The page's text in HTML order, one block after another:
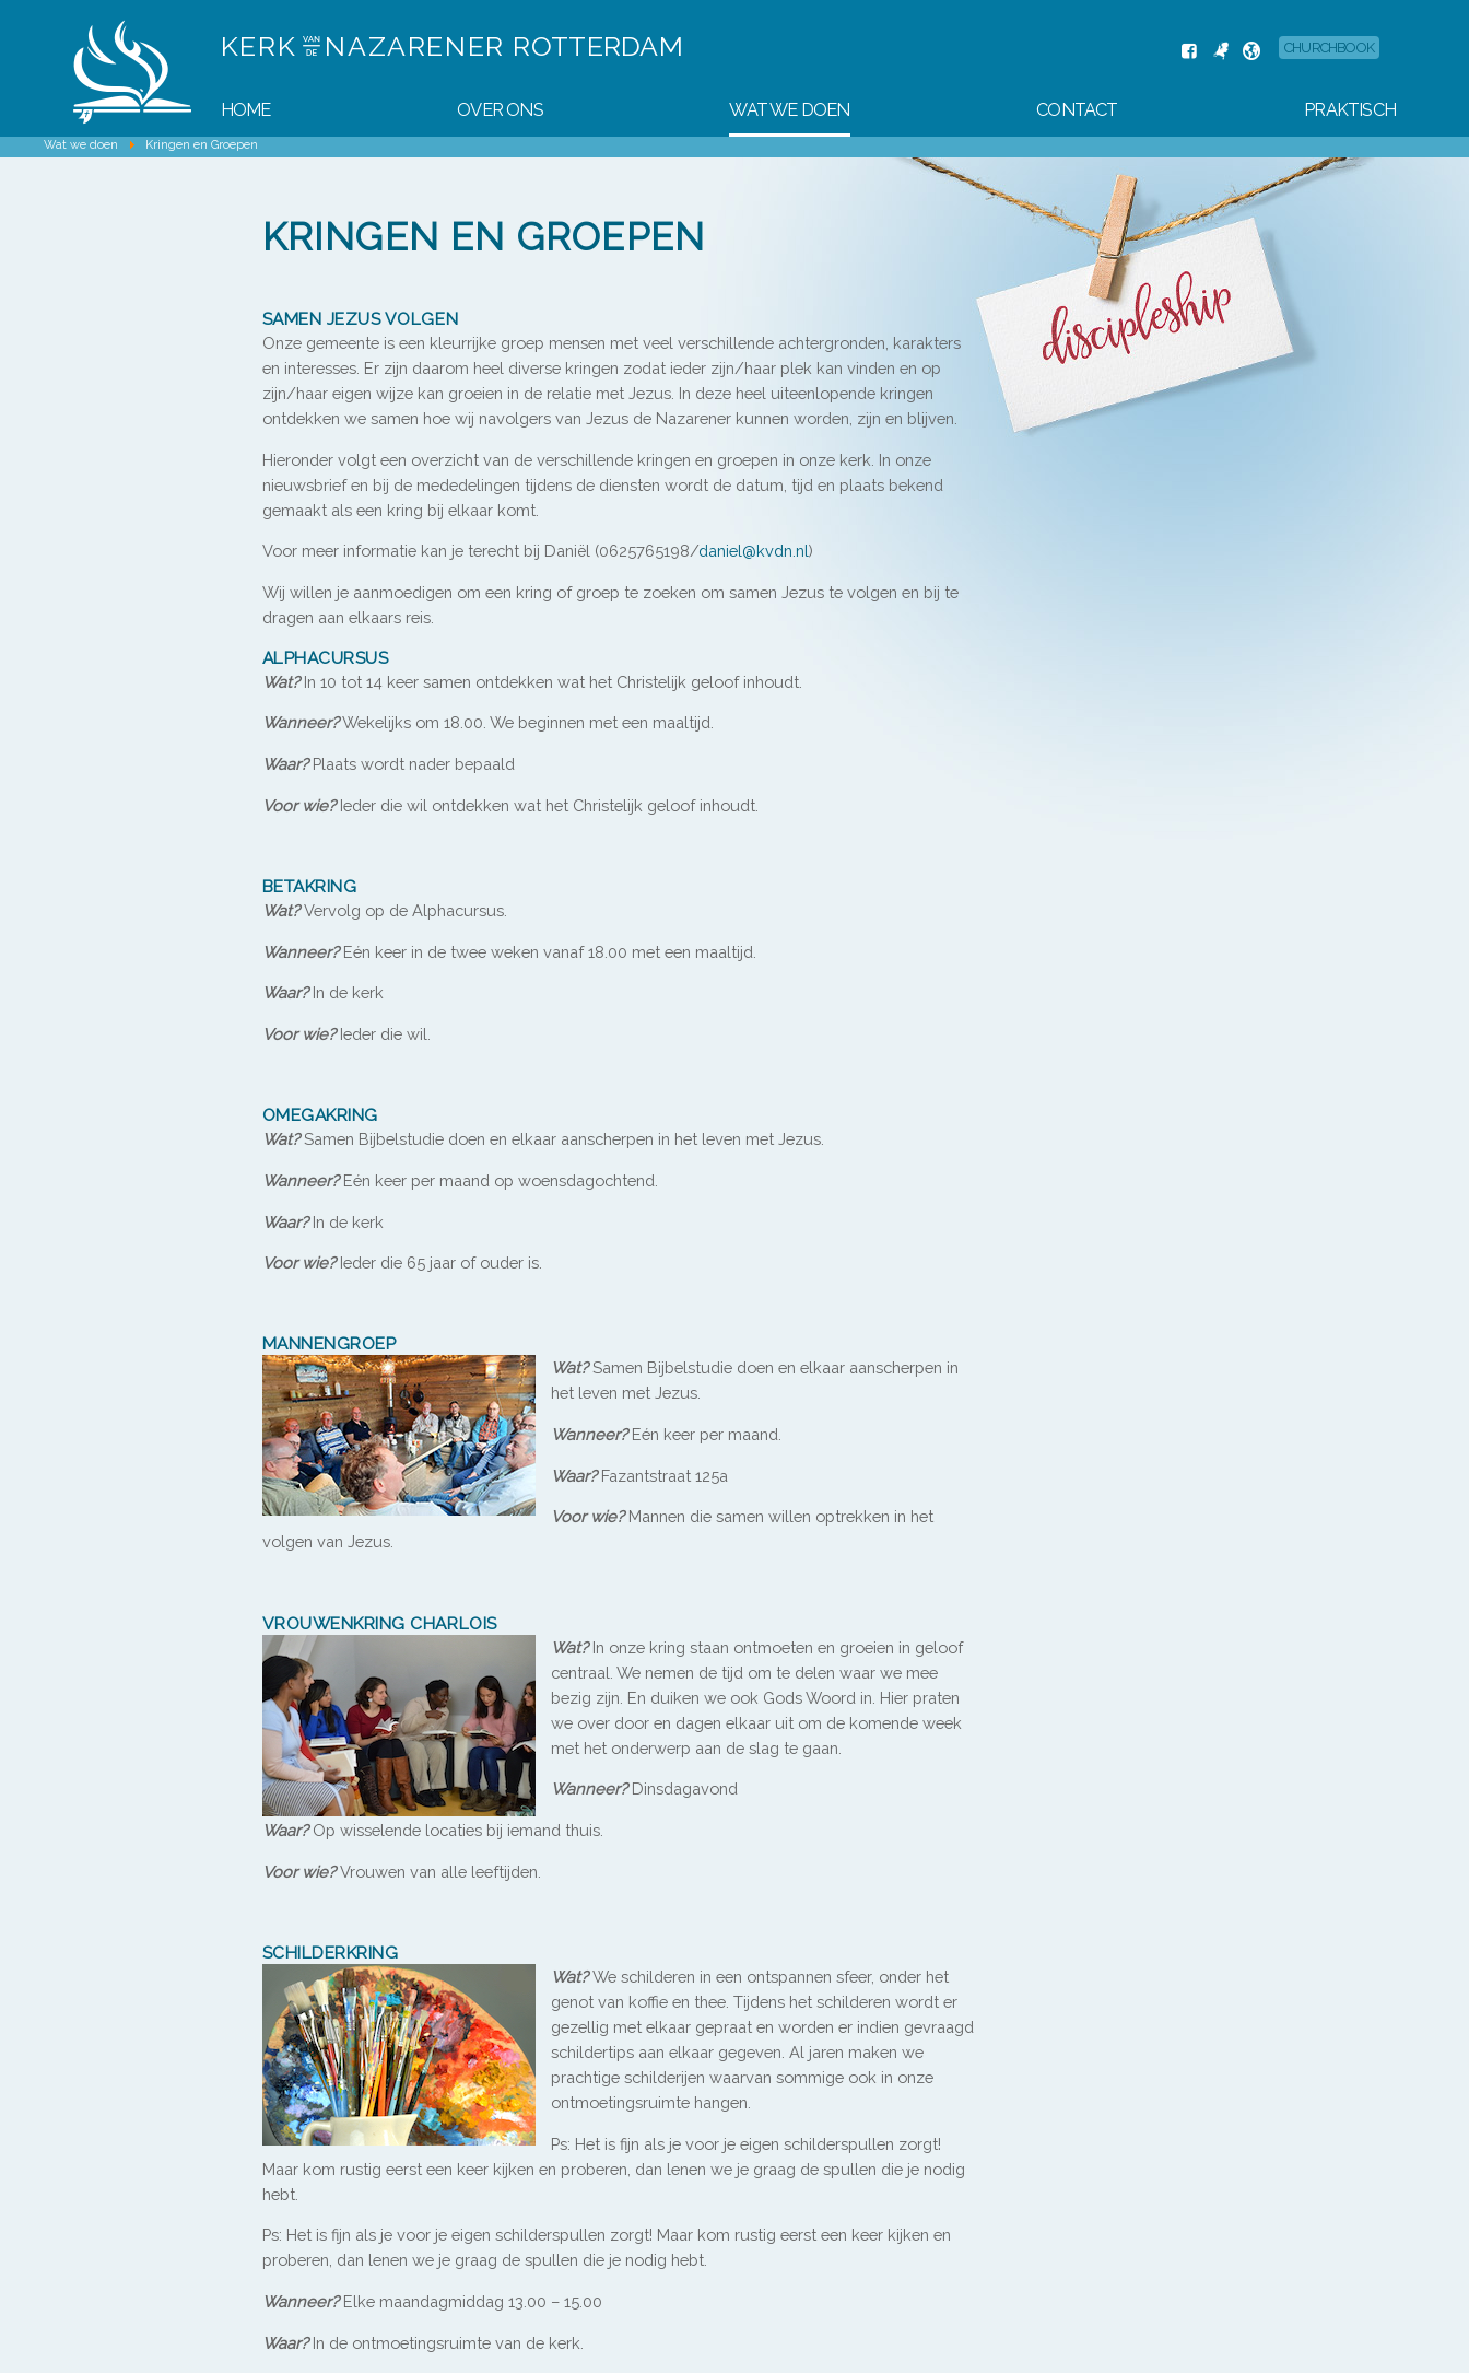
KERK NAZARENER ROTTERDAM CHURCHBOOK
HOME OVER ONS WAT WE DOEN CONTACT PRAKTISCH
Wat we doen Kringen en Groepen
KRINGEN EN GROEPEN
SAMEN JEZUS VOLGEN
Onze gemeente is een kleurrijke groep mensen met veel verschillende achtergronden, karakters
en interesses. Er zijn daarom heel diverse kringen zodat ieder zijn/haar plek kan vinden en op
zijn/haar eigen wijze kan groeien in de relatie met Jezus. In deze heel uiteenlopende kringen
ontdekken we samen hoe wij navolgers van Jezus de Nazarener kunnen worden, zijn en blijven.
Hieronder volgt een overzicht van de verschillende kringen en groepen in onze kerk. In onze
nieuwsbrief en bij de mededelingen tijdens de diensten wordt de datum, tijd en plaats bekend
gemaakt als een kring bij elkaar komt.
Voor meer informatie kan je terecht bij Daniël (0625765198/daniel@kvdn.nl)
Wij willen je aanmoedigen om een kring of groep te zoeken om samen Jezus te volgen en bij te
dragen aan elkaars reis.
ALPHACURSUS
Wat?In 10 tot 14 keer samen ontdekken wat het Christelijk geloof inhoudt.
Wanneer?Wekelijks om 18.00. We beginnen met een maaltijd.
Waar?Plaats wordt nader bepaald
Voor wie?Ieder die wil ontdekken wat het Christelijk geloof inhoudt.
BETAKRING
Wat?Vervolg op de Alphacursus.
Wanneer?Eén keer in de twee weken vanaf 18.00 met een maaltijd.
Waar?In de kerk
Voor wie?Ieder die wil.
OMEGAKRING
Wat?Samen Bijbelstudie doen en elkaar aanscherpen in het leven met Jezus.
Wanneer?Eén keer per maand op woensdagochtend.
Waar?In de kerk
Voor wie?Ieder die 65 jaar of ouder is.
MANNENGROEP
Wat?Samen Bijbelstudie doen en elkaar aanscherpen in
het leven met Jezus.
Wanneer?Eén keer per maand.
Waar?Fazantstraat 125a
Voor wie? Mannen die samen willen optrekken in het
volgen van Jezus.
VROUWENKRING CHARLOIS
Wat?In onze kring staan ontmoeten en groeien in geloof
centraal. We nemen de tijd om te delen waar we mee
bezig zijn. En duiken we ook Gods Woord in. Hier praten
we over door en dagen elkaar uit om de komende week
met het onderwerp aan de slag te gaan.
Wanneer?Dinsdagavond
Waar?Op wisselende locaties bij iemand thuis.
Voor wie?Vrouwen van alle leeftijden.
SCHILDERKRING
Wat?We schilderen in een ontspannen sfeer, onder het
genot van koffie en thee. Tijdens het schilderen wordt er
gezellig met elkaar gepraat en worden er indien gevraagd
schildertips aan elkaar gegeven. Al jaren maken we
prachtige schilderijen waarvan sommige ook in onze
ontmoetingsruimte hangen.
Ps: Het is fijn als je voor je eigen schilderspullen zorgt!
Maar kom rustig eerst een keer kijken en proberen, dan lenen we je graag de spullen die je nodig
hebt.
Ps: Het is fijn als je voor je eigen schilderspullen zorgt! Maar kom rustig eerst een keer kijken en
proberen, dan lenen we je graag de spullen die je nodig hebt.
Wanneer?Elke maandagmiddag 13.00 – 15.00
Waar?In de ontmoetingsruimte van de kerk.